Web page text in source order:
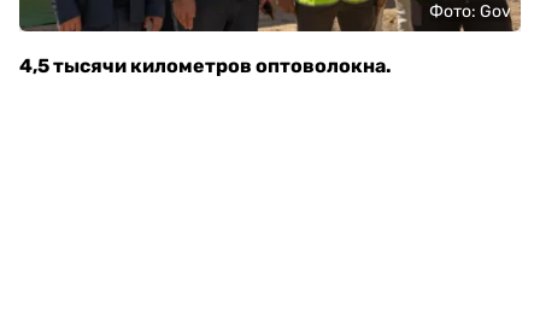
Фото: Gov
4,5 тысячи километров оптоволокна.